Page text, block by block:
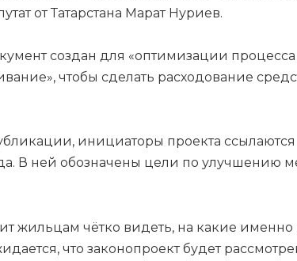
от Татарстана Марат Нуриев.
создан для «оптимизации
чтобы сделать расходование
инициаторы проекта
В ней обозначены цели по улучшению
жильцам чётко видеть, на какие
что законопроект будет